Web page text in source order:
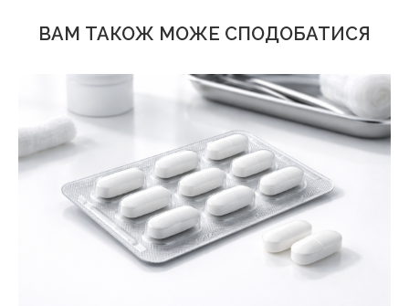
ВАМ ТАКОЖ МОЖЕ СПОДОБАТИСЯ